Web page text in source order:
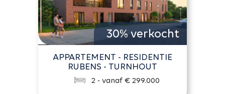
30% verkocht
APPARTEMENT - RESIDENTIE
RUBENS - TURNHOUT
2 - vanaf € 299.000